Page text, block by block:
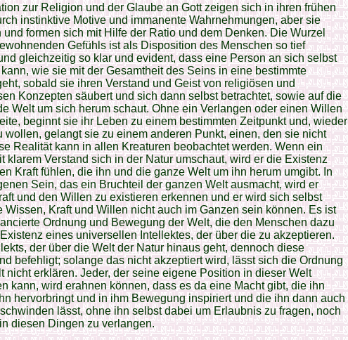
zur Religion und der Glaube an Gott zeigen sich in ihren frühen
instinktive Motive und immanente Wahrnehmungen, aber sie
und formen sich mit Hilfe der Ratio und dem Denken. Die Wurzel
Gefühls ist als Disposition des Menschen so tief
gleichzeitig so klar und evident, dass eine Person an sich selbst
wie sie mit der Gesamtheit des Seins in eine bestimmte
sobald sie ihren Verstand und Geist von religiösen und
Konzepten säubert und sich dann selbst betrachtet, sowie auf die
Welt um sich herum schaut. Ohne ein Verlangen oder einen Willen
beginnt sie ihr Leben zu einem bestimmten Zeitpunkt und, wieder
wollen, gelangt sie zu einem anderen Punkt, einen, den sie nicht
Realität kann in allen Kreaturen beobachtet werden. Wenn ein
klarem Verstand sich in der Natur umschaut, wird er die Existenz
Kraft fühlen, die ihn und die ganze Welt um ihn herum umgibt. In
Sein, das ein Bruchteil der ganzen Welt ausmacht, wird er
und den Willen zu existieren erkennen und er wird sich selbst
Wissen, Kraft und Willen nicht auch im Ganzen sein können. Es ist
Ordnung und Bewegung der Welt, die den Menschen dazu
eines universellen Intellektes, der über die zu akzeptieren.
der über die Welt der Natur hinaus geht, dennoch diese
befehligt; solange das nicht akzeptiert wird, lässt sich die Ordnung
nicht erklären. Jeder, der seine eigene Position in dieser Welt
kann, wird erahnen können, dass es da eine Macht gibt, die ihn
hervorbringt und in ihm Bewegung inspiriert und die ihn dann auch
lässt, ohne ihn selbst dabei um Erlaubnis zu fragen, noch
diesen Dingen zu verlangen.